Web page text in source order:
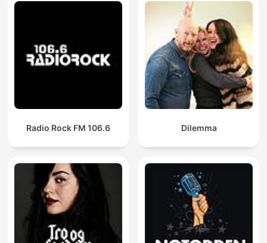
Radio Rock FM 106.6 Dilemma